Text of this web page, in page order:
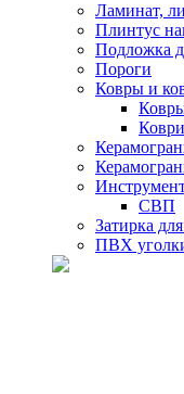
Ламинат,
Плинтус
Подложка
Пороги
Ковры и
СВП
Затирка
ПВХ